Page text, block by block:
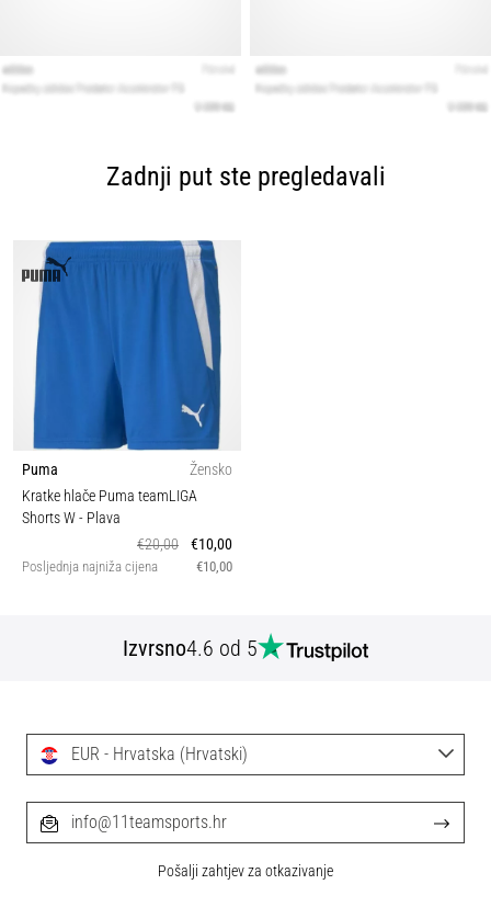
Zadnji put ste pregledavali
Puma
Žensko
Kratke hlače Puma teamLIGA
Shorts W- Plava
€20,00
€10,00
Posljednja najniža cijena €10,00
Izvrsno4.6 od 5
EUR - Hrvatska (Hrvatski)
info@11teamsports.hr
Pošalji zahtjev za otkazivanje